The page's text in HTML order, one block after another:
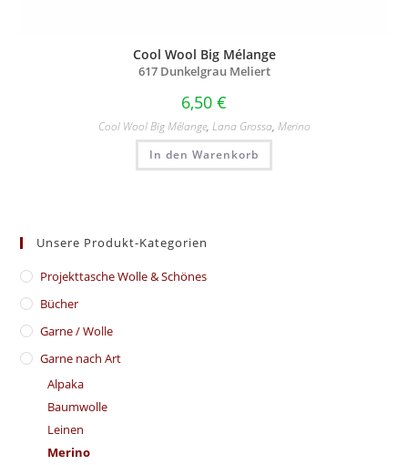
Cool Wool Big Mélange
617 Dunkelgrau Meliert
6,50 €
Cool Wool Big Mélange, Lana Grossa, Merino
In den Warenkorb
Unsere Produkt-Kategorien
​Projekttasche Wolle & Schönes
Bücher
Garne / Wolle
Garne nach Art
Alpaka
Baumwolle
Leinen
Merino